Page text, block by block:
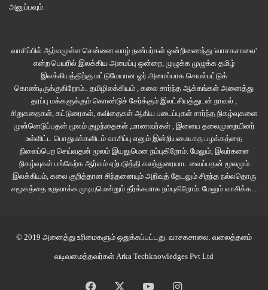
அனுப்பவும்.
வாசிப்பில் ஆர்வமுள்ள சென்னை வாழ் நண்பர்கள் ஒன்றிணைந்து 'வாசகசாலை'
என்ற பெயரில் இலக்கிய அமைப்பு ஒன்றை, முழுக்க முழுக்க தமிழ்
இலக்கியத்திற்கு மட்டுமேயான ஓர் அமைப்பாக செயல்பட்டுக்
கொண்டிருக்குகிறோம்.. தமிழிலக்கியம் , கலை சார்ந்த ஆக்கங்கள் அனைத்து
தரப்பு மக்களுக்கும் கொண்டுச் சேர்க்கும் இலட்சியத்துடன் நாவல் ,
சிறுகதைகள், கட்டுரைகள், கவிதைகள் ஆகிய படைப்புகள் சார்ந்த நிகழ்வுகளை
முன்னெடுப்பதன் மூலம் குழந்தைகள் ,மாணவர்கள் , இளைய தலைமுறையினர்
உள்ளிட்ட பொதுமக்களிடம் வாசிப்பு எனும் இன்றியமையாத பழக்கத்தை
நிலைப்பெற செய்வதன் மூலம் இயலுமென நம்புகிறோம். மேலும், இவர்களை
நிகழ்வுகள் பங்கேற்க ஆர்வம் ஏற்படுத்தி கலந்துரையாட வைப்பதன் மூலமும்
இலக்கியம், கலை குறித்தான சிந்தனையும் அறிவுத் தேடலும் சிறந்த நல்லதொரு
சமூகத்தை உருவாக்க முடியுமென்றும் தீர்க்கமாக நம்புகிறோம். மேலும் வாசிக்க...
© 2019 அனைத்து உரிமைகளும் ஒதுக்கப்பட்டது. வாசகசாலை. வலைத்தளம்
வடிவமைத்தவர்கள் Arka Techknowledges Pvt Ltd
Facebook YouTubeInstagram